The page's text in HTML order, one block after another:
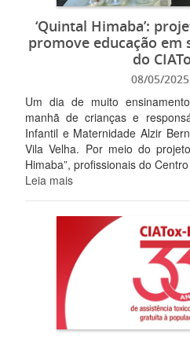
‘Quintal Himaba’:
promove educação em
do
08/05/
Um dia de muito
manhã de crianças e
Infantil e Maternidade Alzir
Vila Velha. Por meio do
Himaba”, profissionais do
Leia mais